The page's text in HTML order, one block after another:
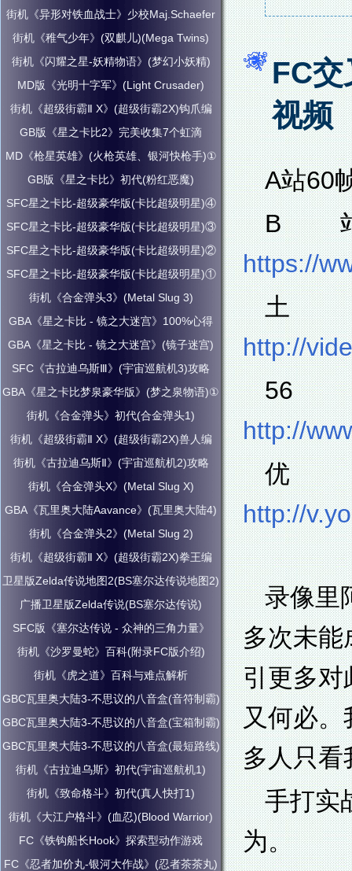
FC
视频
A站60
B
https://
http://
http://
http://
录像里
多次未
引更多对
又何必。
多人只看
手打实
为。
街机《异形对铁血战士》少校Maj.Schaefer
街机《稚气少年》(双麒儿)(Mega Twins)
街机《闪耀之星-妖精物语》(梦幻小妖精)
MD版《光明十字军》(Light Crusader)
街机《超级街霸Ⅱ X》(超级街霸2X)钩爪编
GB版《星之卡比2》完美收集7个虹滴
MD《枪星英雄》(火枪英雄、银河快枪手)①
GB版《星之卡比》初代(粉红恶魔)
SFC星之卡比-超级豪华版(卡比超级明星)④
SFC星之卡比-超级豪华版(卡比超级明星)③
SFC星之卡比-超级豪华版(卡比超级明星)②
SFC星之卡比-超级豪华版(卡比超级明星)①
街机《合金弹头3》(Metal Slug 3)
GBA《星之卡比 - 镜之大迷宫》100%心得
GBA《星之卡比 - 镜之大迷宫》(镜子迷宫)
SFC《古拉迪乌斯Ⅲ》(宇宙巡航机3)攻略
GBA《星之卡比梦泉豪华版》(梦之泉物语)①
街机《合金弹头》初代(合金弹头1)
街机《超级街霸Ⅱ X》(超级街霸2X)兽人编
街机《古拉迪乌斯Ⅱ》(宇宙巡航机2)攻略
街机《合金弹头X》(Metal Slug X)
GBA《瓦里奥大陆Aavance》(瓦里奥大陆4)
街机《合金弹头2》(Metal Slug 2)
街机《超级街霸Ⅱ X》(超级街霸2X)拳王编
卫星版Zelda传说地图2(BS塞尔达传说地图2)
广播卫星版Zelda传说(BS塞尔达传说)
SFC版《塞尔达传说 - 众神的三角力量》
街机《沙罗曼蛇》百科(附录FC版介绍)
街机《虎之道》百科与难点解析
GBC瓦里奥大陆3-不思议的八音盒(音符制霸)
GBC瓦里奥大陆3-不思议的八音盒(宝箱制霸)
GBC瓦里奥大陆3-不思议的八音盒(最短路线)
街机《古拉迪乌斯》初代(宇宙巡航机1)
街机《致命格斗》初代(真人快打1)
街机《大江户格斗》(血忍)(Blood Warrior)
FC《铁钩船长Hook》探索型动作游戏
FC《忍者加价丸-银河大作战》(忍者茶茶丸)